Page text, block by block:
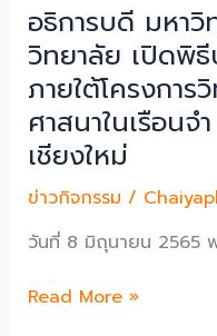
กรอบ
คุณวุฒิ
สร้าง
ความ
รู้
ความ
เข้าใจ
บริหาร
หลักสูตร
อธิการบดี มหาวิ
วิทยาลัย เปิดพิ
ภายใต้โครงกา
ศาสนาในเรือน
เชียงใหม่
ข่าวกิจกรรม /
วันที่ 8 มิถุนายน 2565 พ
อธิการบดี
Read More »